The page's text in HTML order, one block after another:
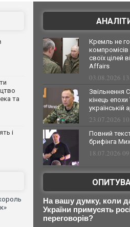
та
і
Кремль не
компромісів
своїх цілей
Affairs
03.08.2026
Звільнення
кінець епохи
українській
23.07.2026
Повний
брифінга
18.07.2026
На вашу думку, коли
України примусять
переговорів?